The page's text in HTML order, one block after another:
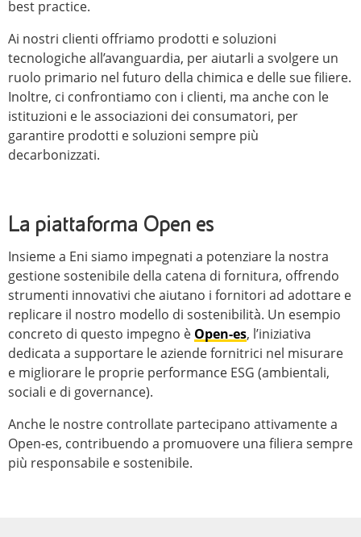
best practice.
Ai nostri clienti offriamo prodotti e soluzioni
tecnologiche all’avanguardia, per aiutarli a svolgere un
ruolo primario nel futuro della chimica e delle sue filiere.
Inoltre, ci confrontiamo con i clienti, ma anche con le
istituzioni e le associazioni dei consumatori, per
garantire prodotti e soluzioni sempre più
decarbonizzati.
La piattaforma Open es
Insieme a Eni siamo impegnati a potenziare la nostra
gestione sostenibile della catena di fornitura, offrendo
strumenti innovativi che aiutano i fornitori ad adottare e
replicare il nostro modello di sostenibilità. Un esempio
concreto di questo impegno è Open-es, l’iniziativa
dedicata a supportare le aziende fornitrici nel misurare
e migliorare le proprie performance ESG (ambientali,
sociali e di governance).
Anche le nostre controllate partecipano attivamente a
Open-es, contribuendo a promuovere una filiera sempre
più responsabile e sostenibile.